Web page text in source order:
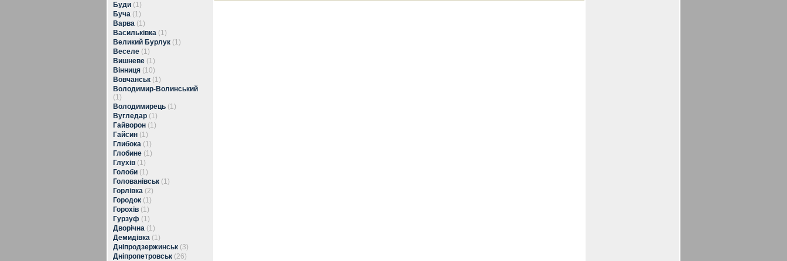
Буди (1)
Буча (1)
Варва (1)
Васильківка (1)
Великий Бурлук (1)
Веселе (1)
Вишневе (1)
Вінниця (10)
Вовчанськ (1)
Володимир-Волинський
(1)
Володимирець (1)
Вугледар (1)
Гайворон (1)
Гайсин (1)
Глибока (1)
Глобине (1)
Глухів (1)
Голоби (1)
Голованівськ (1)
Горлівка (2)
Городок (1)
Горохів (1)
Гурзуф (1)
Дворічна (1)
Демидівка (1)
Дніпродзержинськ (3)
Дніпропетровськ (26)